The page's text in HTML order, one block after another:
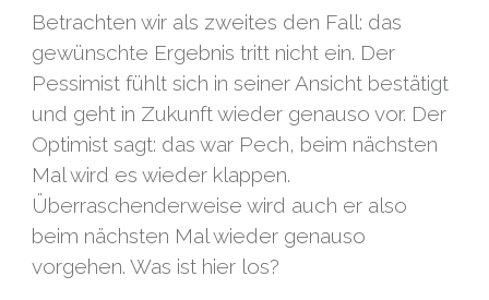
Betrachten wir als zweites den Fall: das
gewünschte Ergebnis tritt nicht ein. Der
Pessimist fühlt sich in seiner Ansicht bestätigt
und geht in Zukunft wieder genauso vor. Der
Optimist sagt: das war Pech, beim nächsten
Mal wird es wieder klappen.
Überraschenderweise wird auch er also
beim nächsten Mal wieder genauso
vorgehen. Was ist hier los?